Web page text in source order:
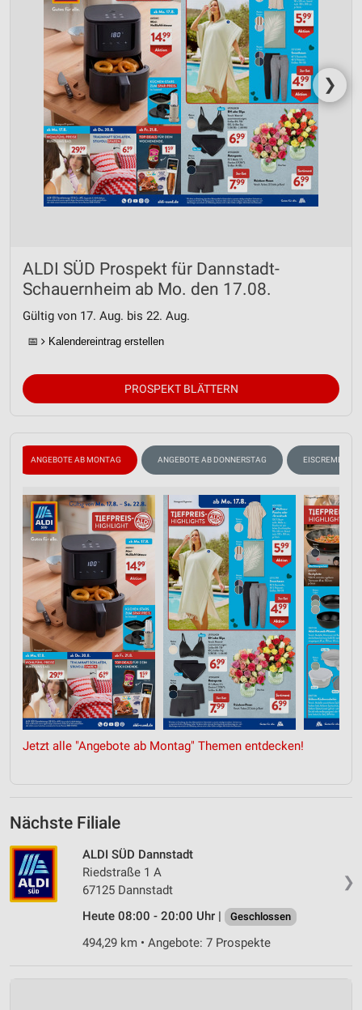
❯
ALDI SÜD Prospekt für Dannstadt-
Schauernheim ab Mo. den 17.08.
Gültig von 17. Aug. bis 22. Aug.
📅 Kalendereintrag erstellen
PROSPEKT BLÄTTERN
ANGEBOTE AB MONTAG ANGEBOTE AB DONNERSTAG EISCREME
Jetzt alle "Angebote ab Montag" Themen entdecken!
Nächste Filiale
❯
ALDI SÜD Dannstadt
Riedstraße 1 A
67125 Dannstadt
Heute 08:00 - 20:00 Uhr |
Geschlossen
494,29 km • Angebote: 7 Prospekte